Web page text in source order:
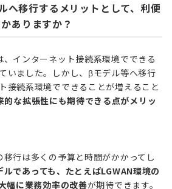
へ移行するメリットとして、利便
ありますか？
インターネット接続系環境でできる
いました。しかし、βモデル等へ移行
接続系環境でできることが増えること
的な拡張性にも期待できる点がメリッ
行は多くの予算と時間がかかってし
ルであっても、たとえばLGWAN環境の
幅に業務効率の改善が期待できます。